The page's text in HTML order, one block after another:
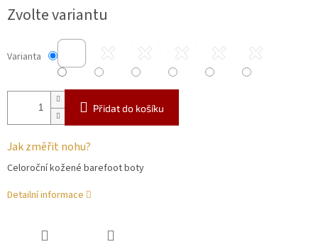
cena:
Zvolte variantu
Varianta
Přidat do košíku
Jak změřit nohu?
Celoroční kožené barefoot boty
Detailní informace